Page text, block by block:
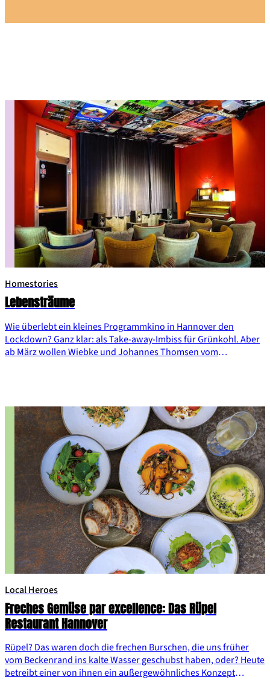
Homestories
Lebensträume
Wie überlebt ein kleines Programmkino in Hannover den
Lockdown? Ganz klar: als Take-away-Imbiss für Grünkohl. Aber
ab März wollen Wiebke und Johannes Thomsen vom
Local Heroes
Freches Gemüse par excellence: Das Rüpel
Restaurant Hannover
Rüpel? Das waren doch die frechen Burschen, die uns früher
vom Beckenrand ins kalte Wasser geschubst haben, oder? Heute
betreibt einer von ihnen ein außergewöhnliches Konzept